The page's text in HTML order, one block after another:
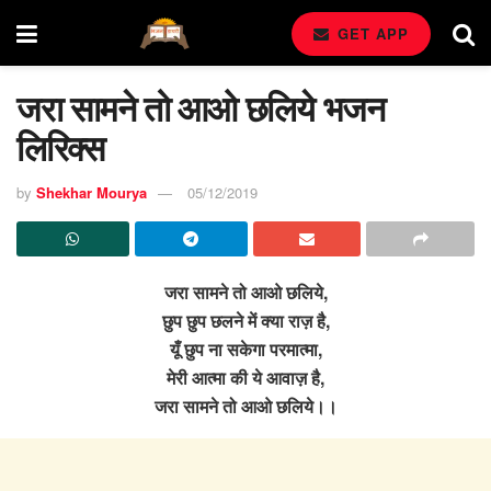
GET APP
जरा सामने तो आओ छलिये भजन
लिरिक्स
by Shekhar Mourya 05/12/2019
जरा सामने तो आओ छलिये,
छुप छुप छलने में क्या राज़ है,
यूँ छुप ना सकेगा परमात्मा,
मेरी आत्मा की ये आवाज़ है,
जरा सामने तो आओ छलिये।।